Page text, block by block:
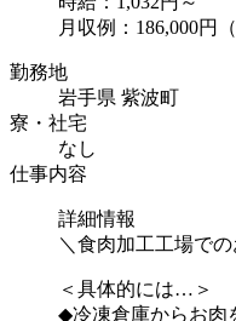
月収例：186,000円
勤務地
岩手県 紫波町
寮・社宅
なし
仕事内容
詳細情報
＼食肉加工工場で
＜具体的には…＞
◆冷凍倉庫からお肉